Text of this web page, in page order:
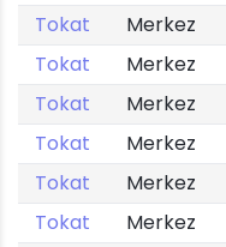
Tokat
Merkez
Tokat
Merkez
Tokat
Merkez
Tokat
Merkez
Tokat
Merkez
Tokat
Merkez